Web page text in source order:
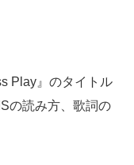
Play』のタイトル
の読み方、歌詞の